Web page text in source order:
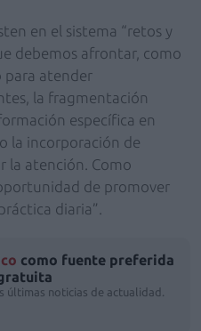
en el sistema “retos y
debemos afrontar, como
para atender
la fragmentación
específica en
la incorporación de
la atención. Como
de promover
diaria”.
como fuente preferida
noticias de actualidad.